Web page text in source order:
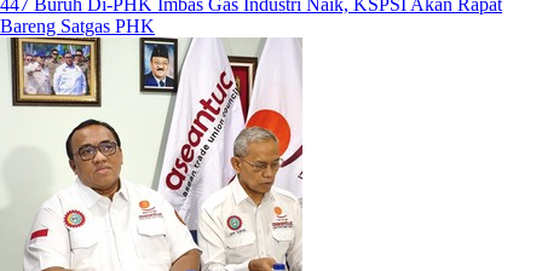
447 Buruh Di-PHK Imbas Gas Industri Naik, KSPSI Akan Rapat
Bareng Satgas PHK